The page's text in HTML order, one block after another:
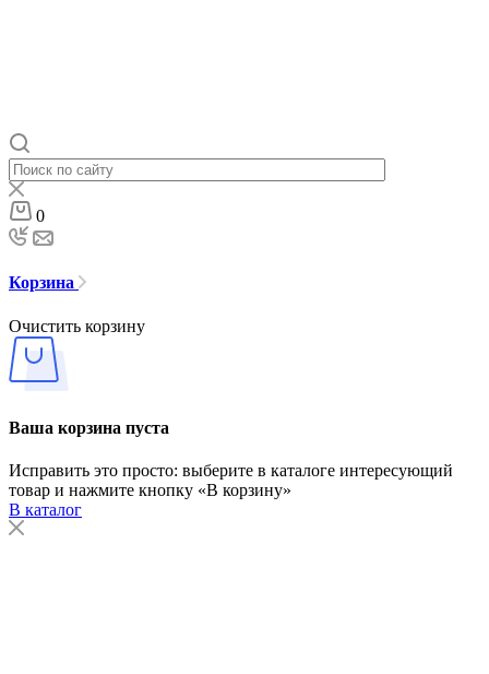
0
Корзина
Очистить корзину
Ваша корзина пуста
Исправить это просто: выберите в каталоге интересующий
товар и нажмите кнопку «В корзину»
В каталог